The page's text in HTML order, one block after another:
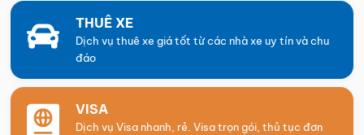
THUÊ XE
Dịch vụ thuê xe giá tốt từ các nhà xe uy tín và chu
đáo
VISA
Dịch vụ Visa nhanh, rẻ. Visa trọn gói, thủ tục đơn